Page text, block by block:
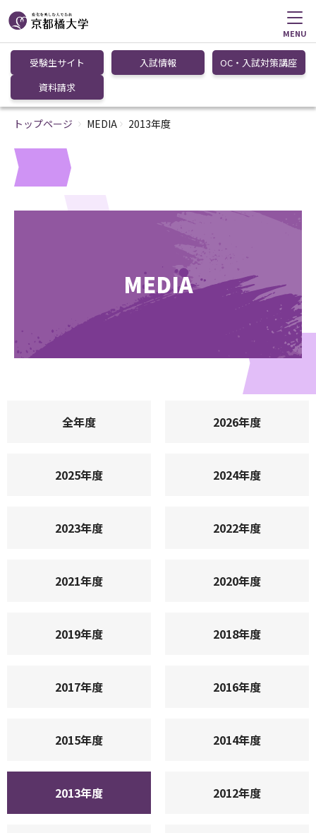
MENU
受験生サイト 入試情報
OC・入試対策講座
資料請求
トップページ MEDIA 2013年度
MEDIA
全年度 2026年度
2025年度 2024年度
2023年度 2022年度
2021年度 2020年度
2019年度 2018年度
2017年度 2016年度
2015年度 2014年度
2013年度 2012年度